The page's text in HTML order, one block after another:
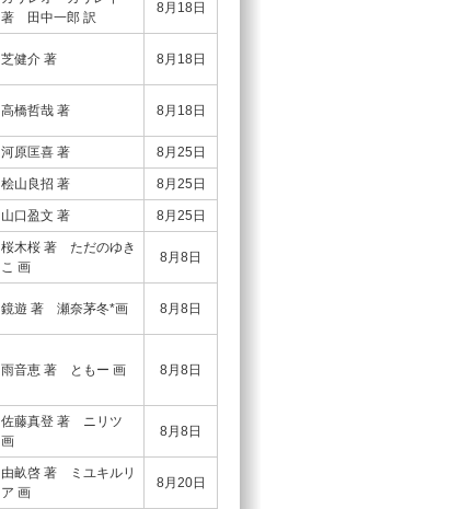
著 田中一郎 訳
8月18日
芝健介 著 8月18日
高橋哲哉 著 8月18日
河原匡喜 著 8月25日
桧山良招 著 8月25日
山口盈文 著 8月25日
桜木桜 著 ただのゆき
こ 画
8月8日
鏡遊 著 瀬奈茅冬*画 8月8日
雨音恵 著 ともー 画 8月8日
佐藤真登 著 ニリツ
画
8月8日
由畝啓 著 ミユキルリ
ア 画
8月20日